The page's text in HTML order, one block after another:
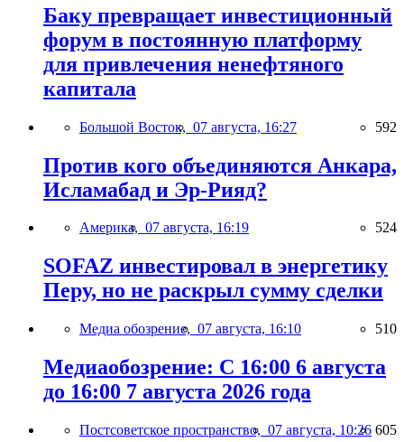
Баку превращает инвестиционный
форум в постоянную платформу
для привлечения ненефтяного
капитала
Большой Восток, 07 августа, 16:27 592
Против кого объединяются Анкара,
Исламабад и Эр-Рияд?
Америка, 07 августа, 16:19 524
SOFAZ инвестировал в энергетику
Перу, но не раскрыл сумму сделки
Медиа обозрение, 07 августа, 16:10 510
Медиаобозрение: С 16:00 6 августа
до 16:00 7 августа 2026 года
Постсоветское пространство, 07 августа, 10:26 605